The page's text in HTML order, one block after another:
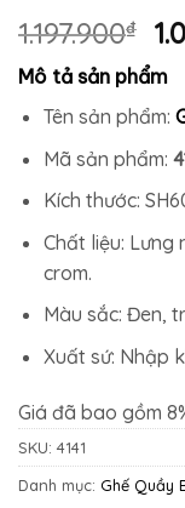
1.197.900₫
là:
Mô tả sản phẩm
Tên sản phẩm:
Mã sản phẩm:
Kích thước:
Chất liệu: Lưng
crom.
Màu sắc: Đen,
Xuất sứ: Nhập
Giá đã bao gồm
SKU: 4141
Danh mục: Ghế Quầy